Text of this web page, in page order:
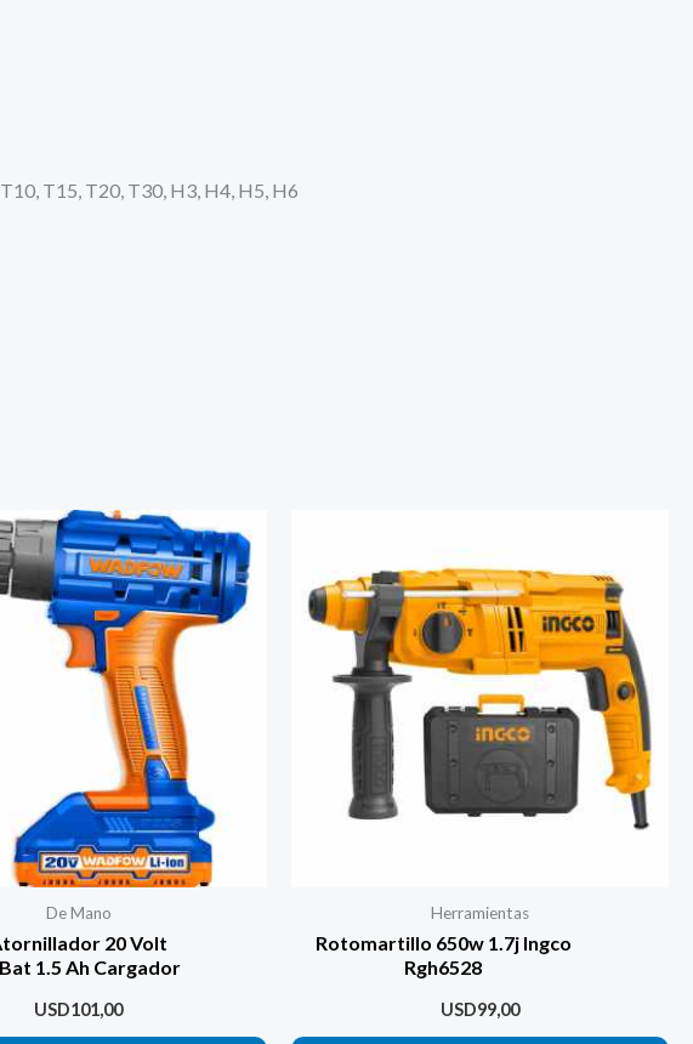
T10, T15, T20, T30, H3, H4, H5, H6
De Mano
20 Volt
1.5 Ah Cargador
USD101,00
Herramientas
Rotomartillo 650w 1.7j Ingco
Rgh6528
USD99,00